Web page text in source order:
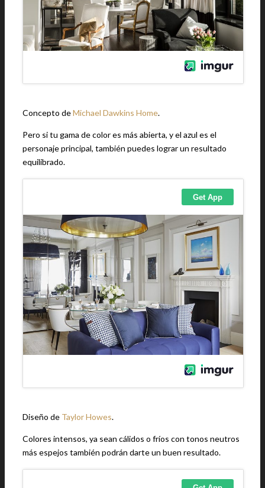
Concepto deMichael Dawkins Home.
Pero si tu gama de color es más abierta, y el azul es el
personaje principal, también puedes lograr un resultado
equilibrado.
Diseño de Taylor Howes.
Colores intensos, ya sean cálidos o fríos con tonos neutros
más espejos también podrán darte un buen resultado.